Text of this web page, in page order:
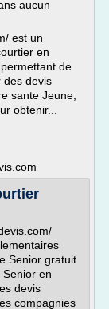
aucun
est un
en
de
des devis
sante Jeune,
obtenir...
Senior gratuit
en
devis
compagnies